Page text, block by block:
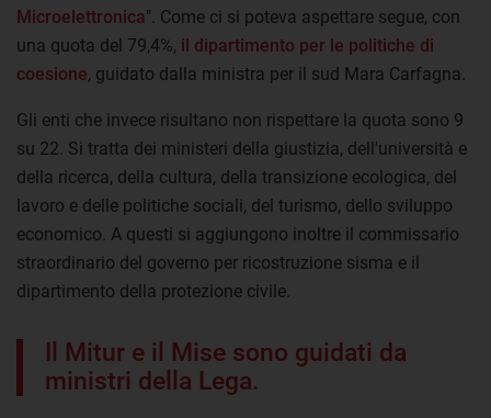
Microelettronica". Come ci si poteva aspettare segue, con
una quota del 79,4%, il dipartimento per le politiche di
coesione, guidato dalla ministra per il sud Mara Carfagna.
Gli enti che invece risultano non rispettare la quota sono 9
su 22. Si tratta dei ministeri della giustizia, dell'università e
della ricerca, della cultura, della transizione ecologica, del
lavoro e delle politiche sociali, del turismo, dello sviluppo
economico. A questi si aggiungono inoltre il commissario
straordinario del governo per ricostruzione sisma e il
dipartimento della protezione civile.
Il Mitur e il Mise sono guidati da
ministri della Lega.